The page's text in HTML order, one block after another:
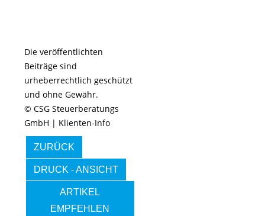
Die veröffentlichten
Beiträge sind
urheberrechtlich geschützt
und ohne Gewähr.
© CSG Steuerberatungs
GmbH | Klienten-Info
ZURÜCK
DRUCK - ANSICHT
ARTIKEL
EMPFEHLEN